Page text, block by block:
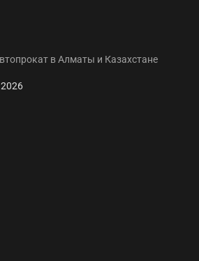
в Алматы и Казахстане